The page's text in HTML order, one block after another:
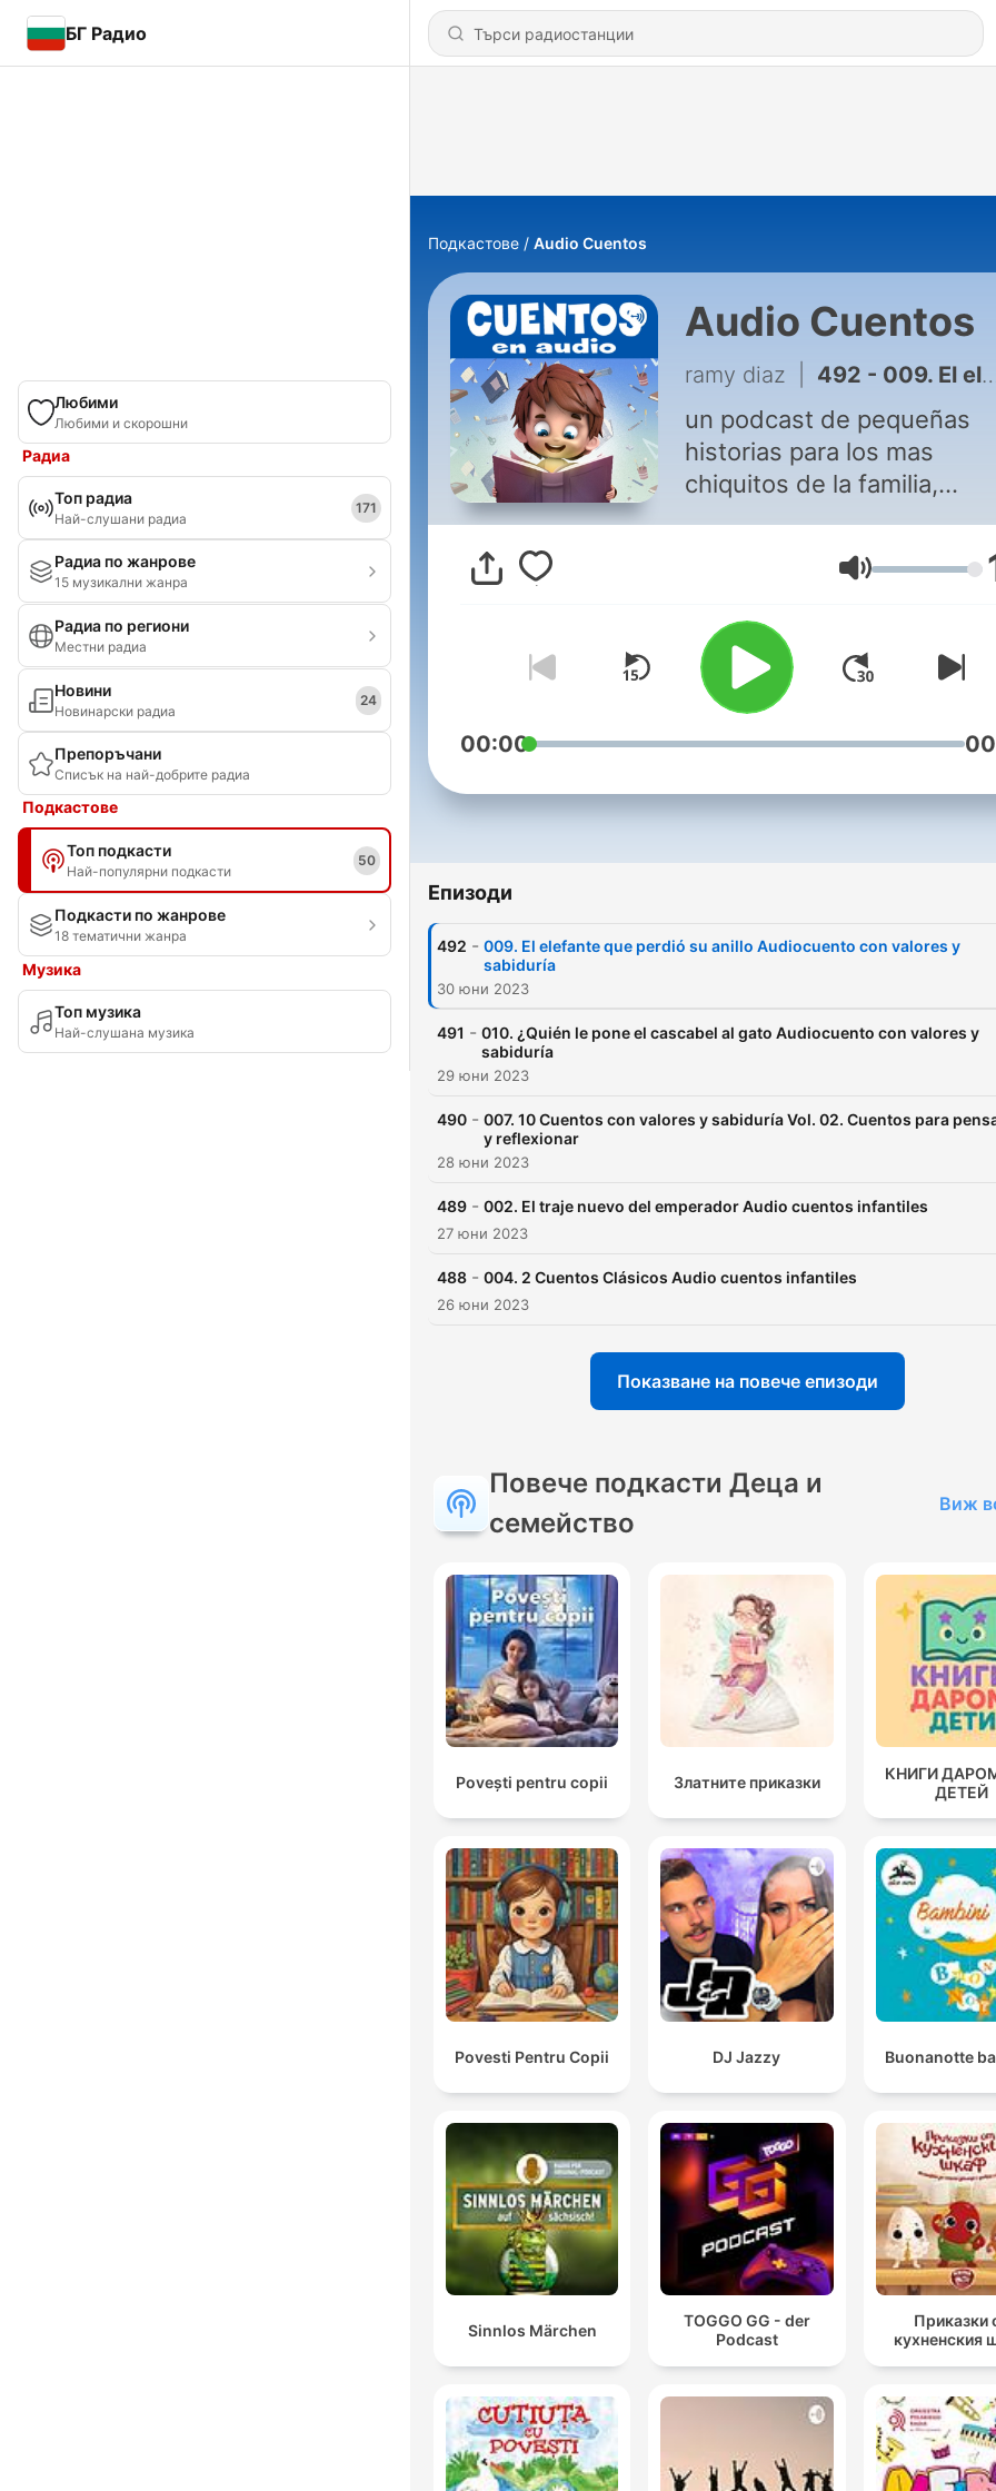
БГ Радио
Любими
Любими и скорошни
Радиа
Топ радиа
Най-слушани радиа
171
Радиа по жанрове
15 музикални жанра
Радиа по региони
Местни радиа
Новини
Новинарски радиа
24
Препоръчани
Списък на най-добрите радиа
Подкастове
Топ подкасти
Най-популярни подкасти
50
Подкасти по жанрове
18 тематични жанра
Музика
Топ музика
Най-слушана музика
Подкастове Audio Cuentos
Audio Cuentos
ramy diaz 492 - 009. El elefante que perdió su anillo Audiocuento con valores y sabiduría
un podcast de pequeñas
historias para los mas
chiquitos de la familia,
Сила на звука
00:00
Епизоди
492 - 009. El elefante que perdió su anillo Audiocuento con valores y
sabiduría
30 юни 2023
491 - 010. ¿Quién le pone el cascabel al gato Audiocuento con valores y
sabiduría
29 юни 2023
490 - 007. 10 Cuentos con valores y sabiduría Vol. 02. Cuentos para
y reflexionar
28 юни 2023
489 - 002. El traje nuevo del emperador Audio cuentos infantiles
27 юни 2023
488 - 004. 2 Cuentos Clásicos Audio cuentos infantiles
26 юни 2023
Показване на повече епизоди
Повече подкасти Деца и
семейство
Виж
Povești pentru copii Златните приказки
КНИГИ
ДЕТЕЙ
Povesti Pentru Copii DJ Jazzy Buonanotte
Sinnlos Märchen
TOGGO GG - der
Podcast
Приказки
кухненския